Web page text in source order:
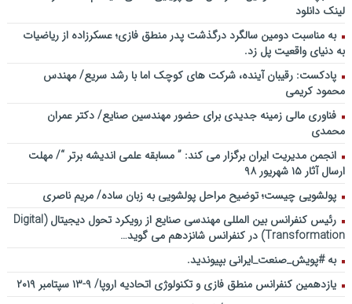
لینک دانلود
به مناسبت دومین سالگرد درگذشت پدر منطق فازی؛ عسکرزاده از ریاضیات
به دنیای واقعیت پل زد.
پادکست: رقیبان آینده، شرکت های کوچک اما با رشد سریع/ مهندس
محمود کریمی
فناوری مالی زمینه جدیدی برای حضور مهندسین صنایع/ دکتر عمران
محمدی
انجمن مدیریت ایران برگزار می کند: ” مسابقه علمی اندیشه برتر “/ مهلت
ارسال آثار ۱۵ شهریور ۹۸
پولشویی چیست؛ توضیح مراحل پولشویی به زبان ساده/ مریم ناصری
رئیس کنفرانس بین المللی مهندسی صنایع از رویکرد تحول دیجیتال (Digital
Transformation) در کنفرانس شانزدهم می گوید…
به #پویش_صنعت_ایرانی بپیوندید.
یازدهمین کنفرانس منطق فازی و تکنولوژی اتحادیه اروپا/ ۹-۱۳ سپتامبر ۲۰۱۹